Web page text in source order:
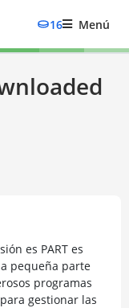
16 Menú
es PART es
pequeña parte
programas
gestionar las